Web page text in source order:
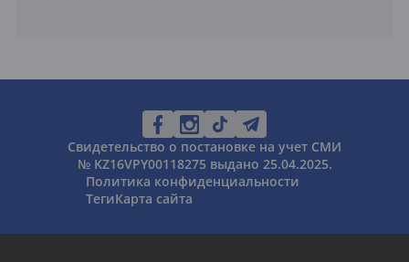
Свидетельство о постановке на учет СМИ
№ KZ16VPY00118275 выдано 25.04.2025.
Политика конфиденциальности
ТегиКарта сайта